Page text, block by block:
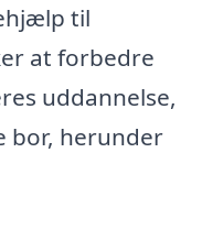
til
at forbedre
uddannelse,
bor, herunder